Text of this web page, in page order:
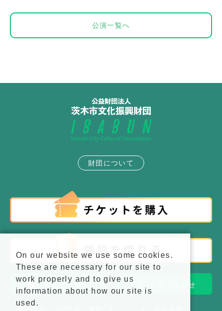
公演一覧へ
財団について
施設アクセス お問い合わせ
On our website we use some cookies.
These are necessary for our site to
work properly and to give us
information about how our site is
used.